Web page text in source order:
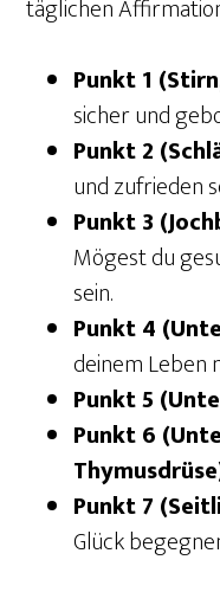
täglichen
Punkt 1
sicher und
Punkt 2
und zufrieden
Punkt 3
Mögest du
sein.
Punkt 4
deinem Leben
Punkt 5
Punkt 6
Punkt 7
Glück